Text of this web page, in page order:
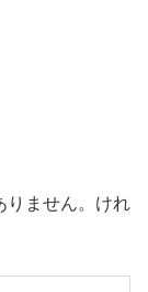
りません。けれ